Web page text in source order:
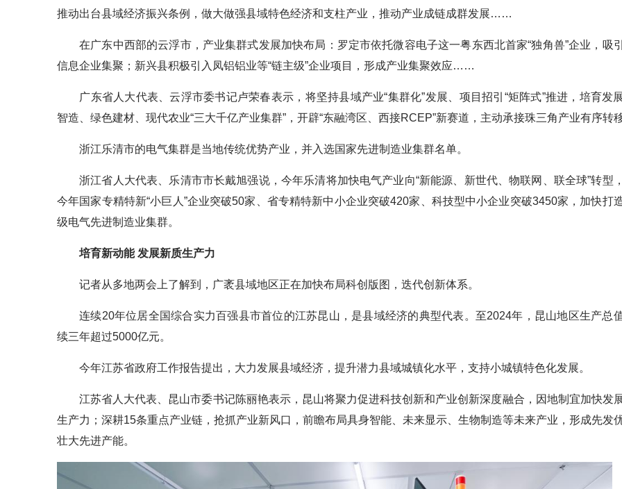
推动出台县域经济振兴条例，做大做强县域特色经济和支柱产业，推动产业成链成群发展……
在广东中西部的云浮市，产业集群式发展加快布局：罗定市依托微容电子这一粤东西北首家“独角兽”企业，吸
信息企业集聚；新兴县积极引入凤铝铝业等“链主级”企业项目，形成产业集聚效应……
广东省人大代表、云浮市委书记卢荣春表示，将坚持县域产业“集群化”发展、项目招引“矩阵式”推进，培育发
智造、绿色建材、现代农业“三大千亿产业集群”，开辟“东融湾区、西接RCEP”新赛道，主动承接珠三角产业有序转
浙江乐清市的电气集群是当地传统优势产业，并入选国家先进制造业集群名单。
浙江省人大代表、乐清市市长戴旭强说，今年乐清将加快电气产业向“新能源、新世代、物联网、联全球”转型
今年国家专精特新“小巨人”企业突破50家、省专精特新中小企业突破420家、科技型中小企业突破3450家，加快打
级电气先进制造业集群。
培育新动能 发展新质生产力
记者从多地两会上了解到，广袤县域地区正在加快布局科创版图，迭代创新体系。
连续20年位居全国综合实力百强县市首位的江苏昆山，是县域经济的典型代表。至2024年，昆山地区生产总
续三年超过5000亿元。
今年江苏省政府工作报告提出，大力发展县域经济，提升潜力县域城镇化水平，支持小城镇特色化发展。
江苏省人大代表、昆山市委书记陈丽艳表示，昆山将聚力促进科技创新和产业创新深度融合，因地制宜加快发
生产力；深耕15条重点产业链，抢抓产业新风口，前瞻布局具身智能、未来显示、生物制造等未来产业，形成先发
壮大先进产能。